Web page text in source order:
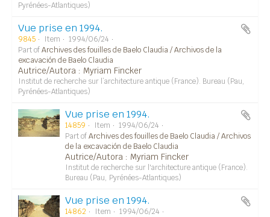
Pyrénées-Atlantiques)
Vue prise en 1994.
9845 Item
1994/06/24
Part ofArchives des fouilles de Baelo Claudia / Archivos de la
excavación de Baelo Claudia
Autrice/Autora : Myriam Fincker
Institut de recherche sur l’architecture antique (France). Bureau (Pau,
Pyrénées-Atlantiques)
Vue prise en 1994.
14859 Item
1994/06/24
Part ofArchives des fouilles de Baelo Claudia / Archivos
de la excavación de Baelo Claudia
Autrice/Autora : Myriam Fincker
Institut de recherche sur l'architecture antique (France).
Bureau (Pau, Pyrénées-Atlantiques)
Vue prise en 1994.
14862 Item
1994/06/24